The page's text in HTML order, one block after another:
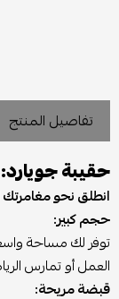
تفاصيل المنتج
حقيبة جويارد:
انطلق نحو مغامرتك
حجم كبير:
توفر لك مساحة
العمل أو تمارس
قبضة مريحة: